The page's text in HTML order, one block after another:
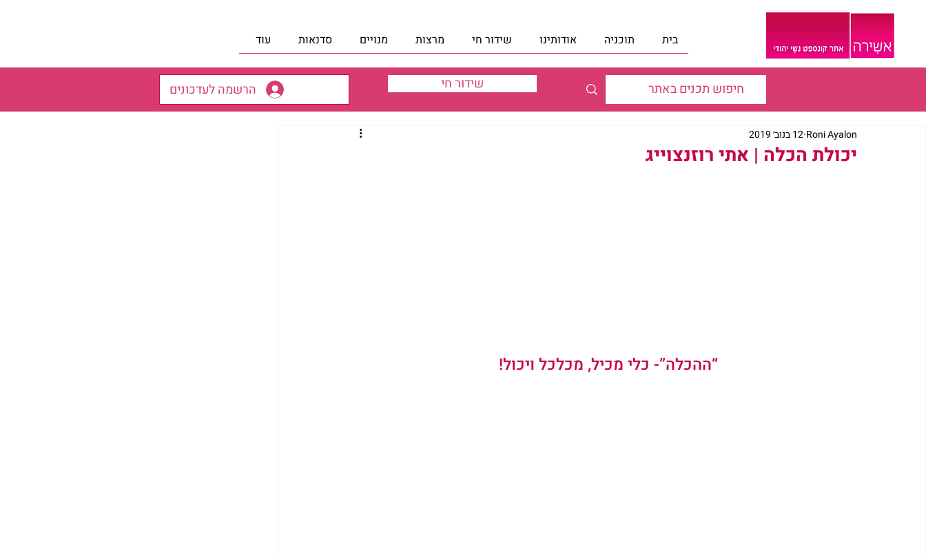
בית תוכניה אודותינו שידור חי מרצות מנויים סדנאות עוד
הרשמה לעדכונים שידור חי
יכולת הכלה | אתי רוזנצוייג
Roni Ayalon 12 בנוב׳ 2019
“ההכלה”- כלי מכיל, מכלכל ויכול!